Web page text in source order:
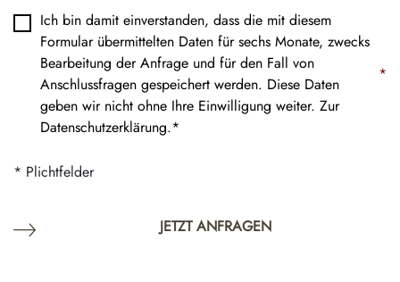
Datenschutz *
Ich bin damit einverstanden, dass die mit diesem
Formular übermittelten Daten für sechs Monate, zwecks
Bearbeitung der Anfrage und für den Fall von
Anschlussfragen gespeichert werden. Diese Daten
geben wir nicht ohne Ihre Einwilligung weiter. Zur
Datenschutzerklärung.*
*
* Plichtfelder